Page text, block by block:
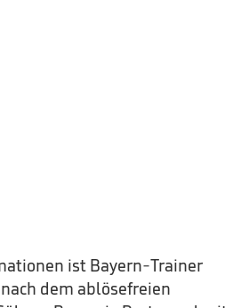
ist Bayern-Trainer
dem ablösefreien